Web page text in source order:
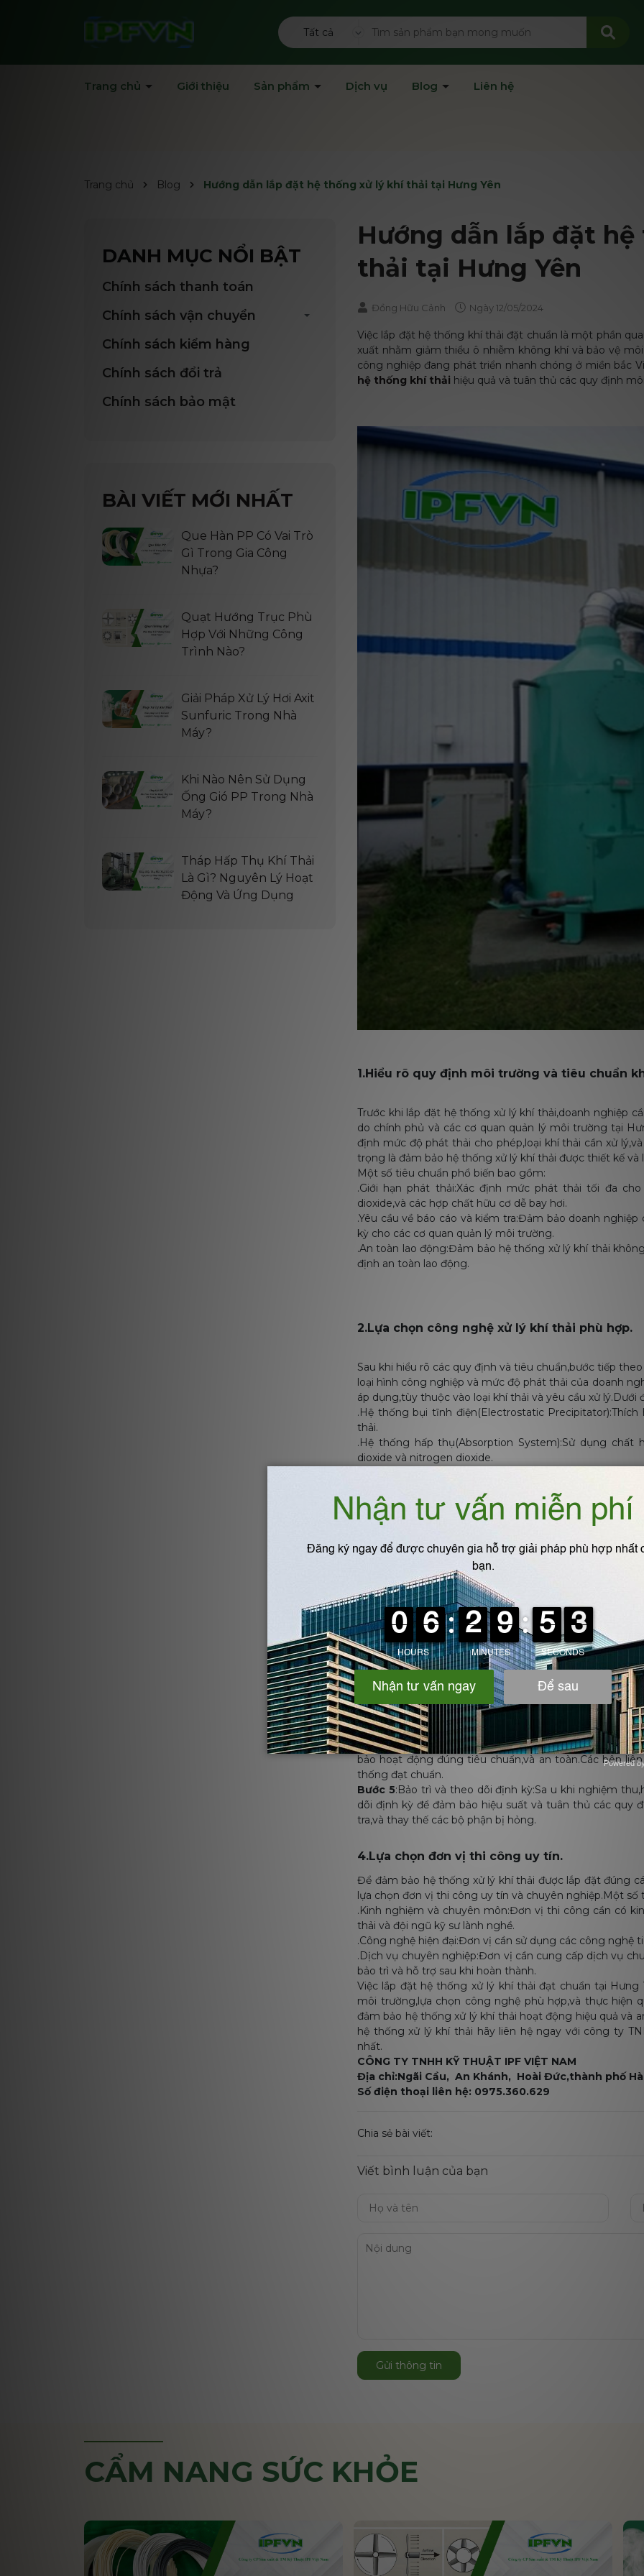
Tất cả
Trang chủ Giới thiệu Sản phẩm Dịch vụ Blog Liên hệ
Trang chủ Blog Hướng dẫn lắp đặt hệ thống xử lý khí thải tại Hưng Yên
Hướng dẫn lắp đặt
thải tại Hưng Yên
Đồng Hữu Cảnh Ngày12/05/2024
Việc lắp đặt hệ thống khí thải đặt chuẩn là một phần
xuất nhằm giảm thiểu ô nhiễm không khí và bảo vệ
công nghiệp đang phát triển nhanh chóng ở miền bắc
hệ thống khí thải hiệu quả và tuân thủ các quy định
1.Hiểu rõ quy định môi trường và tiêu chuẩn
Trước khi lắp đặt hệ thống xử lý khí thải,doanh nghiệp
do chính phủ và các cơ quan quản lý môi trường tại
định mức độ phát thải cho phép,loại khí thải cần xử
trọng là đảm bảo hệ thống xử lý khí thải được thiết kế
Một số tiêu chuẩn phổ biến bao gồm:
.Giới hạn phát thải:Xác định mức phát thải tối đa
dioxide,và các hợp chất hữu cơ dễ bay hơi.
.Yêu cầu về báo cáo và kiểm tra:Đảm bảo doanh
kỳ cho các cơ quan quản lý môi trường.
.An toàn lao động:Đảm bảo hệ thống xử lý khí thải
định an toàn lao động.
2.Lựa chọn công nghệ xử lý khí thải phù hợp.
Sau khi hiểu rõ các quy định và tiêu chuẩn,bước tiếp
loại hình công nghiệp và mức độ phát thải của doanh
áp dụng,tùy thuộc vào loại khí thải và yêu cầu xử lý.Dưới
.Hệ thống bụi tĩnh điện(Electrostatic
thải.
.Hệ thống hấp thụ(Absorption System):Sử dụng
dioxide và nitrogen dioxide.
.Hệ thống đốt nhiệt(Thermal Oxidation System):Sử
dễ bay hơi,biến chúng thành các khí không gây hại như
.Hệ thống lọc bằng chất xúc tác(Catalytic
khí thải.
Việc lựa chọn công nghệ phù hợp phụ thuộc vào tình
yêu cầu môi trường cụ thể tại Hưng Yên.
3.Quy trình lắp đặt hệ thống xử lý khí thải.
Sau khi lựa chọn công nghệ,quy trình lắp đặt hệ thống
bản sau.
Bước 1:
Khảo sát và lập kế hoạch:Đội ngũ kỹ sư sẽ tiến
quan trọng như kích thước,cấu trúc,và điều kiện lắp
Bước 2:Chuẩn bị vật liệu và công cụ:Đảm bảo vật
đủ.Việc chuẩn bị kỹ lưỡng giúp quá trình lắp đặt diễn ra
:Lắp đặt hệ thống xử lý khí thải:Đội ngũ kỹ
hoạch.Quá trình này đòi hỏi sự chính xác và tuân thủ
đặt hệ thống ống dẫn.thiết bị xử lý,và hệ thống điều
Bước 4:Kiểm tra và nghiệm thu:Sau khi hoàn thành
bảo hoạt động đúng tiêu chuẩn,và an toàn.Các bên
thống đạt chuẩn.
Bước 5:Bảo trì và theo dõi định kỳ:Sa u khi nghiệm
dõi định kỳ để đảm bảo hiệu suất và tuân thủ các quy
tra,và thay thế các bộ phận bị hỏng.
4.Lựa chọn đơn vị thi công uy tín.
Để đảm bảo hệ thống xử lý khí thải được lắp đặt đúng
lựa chọn đơn vị thi công uy tín và chuyên nghiệp.Một
.Kinh nghiệm và chuyên môn:Đơn vị thi công cần có
thải và đội ngũ kỹ sư lành nghề.
.Công nghệ hiện đại:Đơn vị cần sử dụng các công nghệ
.Dịch vụ chuyên nghiệp:Đơn vị cần cung cấp dịch vụ
bảo trì và hỗ trợ sau khi hoàn thành.
Việc lắp đặt hệ thống xử lý khí thải đạt chuẩn tại
môi trường,lựa chọn công nghệ phù hợp,và thực hiện
đảm bảo hệ thống xử lý khí thải hoạt động hiệu quả và
hệ thống xử lý khí thải hãy liên hệ ngay với công ty
nhất.
CÔNG TY TNHH KỸ THUẬT IPF VIỆT NAM
Địa chỉ:Ngãi Cầu, An Khánh, Hoài Đức,thành phố Hà
Số điện thoại liên hệ: 0975.360.629
Chia sẻ bài viết:
Viết bình luận của bạn
Gửi thông tin
DANH MỤC NỔI BẬT
Chính sách thanh toán
Chính sách vận chuyển
Chính sách kiểm hàng
Chính sách đổi trả
Chính sách bảo mật
BÀI VIẾT MỚI NHẤT
Que Hàn PP Có Vai Trò
Gì Trong Gia Công
Nhựa?
Quạt Hướng Trục Phù
Hợp Với Những Công
Trình Nào?
Giải Pháp Xử Lý Hơi Axit
Sunfuric Trong Nhà
Máy?
Khi Nào Nên Sử Dụng
Ống Gió PP Trong Nhà
Máy?
Tháp Hấp Thụ Khí Thải
Là Gì? Nguyên Lý Hoạt
Động Và Ứng Dụng
CẨM NANG SỨC KHỎE
Powered